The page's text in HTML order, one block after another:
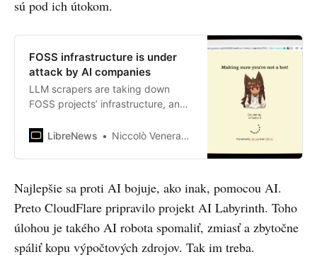
Pro declined in Q4 after the initial
glasses market faced challenges in
2024, but we expect that the
integration of AR and AI, along with
new market entrants, will drive
through 2026.Seoul, Beijing,
Buenos Aires, Fort Collins, Hong
Kong, London, New Delhi, Taipei,
virtual reality (VR) headset
shipments fell 12% YoY in 2024, the
declines, according to the latest
update from Counterpoint’s Global
sú pod ich útokom.
FOSS infrastructure is under
attack by AI companies
LLM scrapers are taking down
FOSS projects’ infrastructure, and
LibreNews
Niccolò Venerandi
Najlepšie sa proti AI bojuje, ako inak, pomocou AI.
Preto CloudFlare pripravilo projekt AI Labyrinth. Toho
úlohou je takého AI robota spomaliť, zmiasť a zbytočne
spáliť kopu výpočtových zdrojov. Tak im treba.